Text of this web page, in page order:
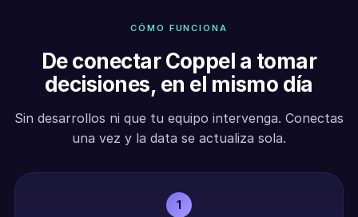
CÓMO FUNCIONA
De conectar Coppel a tomar
decisiones, en el mismo día
Sin desarrollos ni que tu equipo intervenga. Conectas
una vez y la data se actualiza sola.
1